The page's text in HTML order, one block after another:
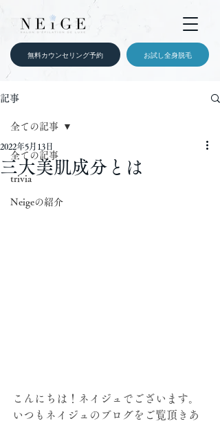
無料カウンセリング予約 お試し全身脱毛
記事
全ての記事
trivia
Neigeの紹介
全ての記事
三大美肌成分とは
2022年5月13日
こんにちは！ネイジュでございます。
いつもネイジュのブログをご覧頂きあ